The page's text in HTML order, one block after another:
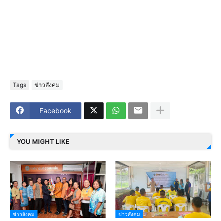
Tags ข่าวสังคม
Facebook
YOU MIGHT LIKE
ข่าวสังคม ข่าวสังคม